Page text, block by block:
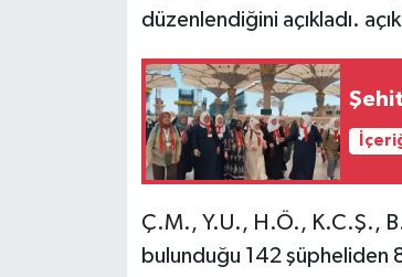
düzenlendiğini açıkladı.
Ç.M., Y.U., H.Ö., K.C.Ş.,
bulunduğu 142 şüpheliden